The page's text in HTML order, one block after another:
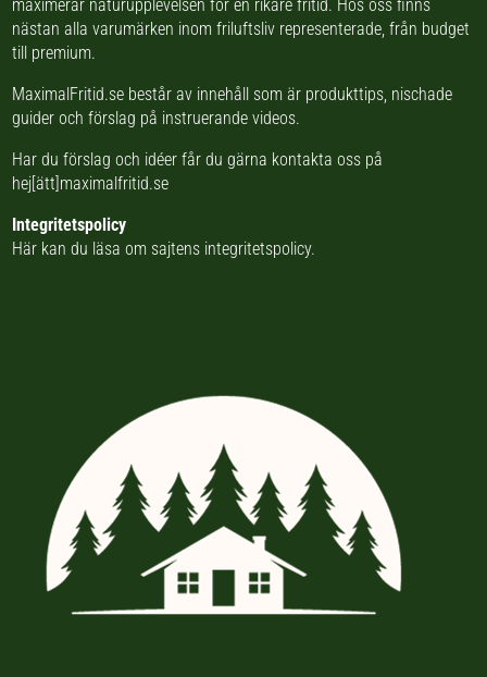
tillåter dessutom omedelbar
växling mellan maxläget och
dimmat ljus. Vattenklassningen
IP67 innebär att lampan fortsätter
upp till 30 minuter. Pannlampan
är kompatibel med Black
Diamonds uppladdningsbara BD
går även på vanliga batterier om
du är ute på långa äventyr utan til
maximerar naturupplevelsen för en rikare fritid. Hos oss finns
nästanalla varumärken inom friluftsliv representerade, från budget
till premium.
MaximalFritid.se består av innehåll som är produkttips, nischade
guider och förslag på instruerande videos.
Har du förslag och idéer får du gärna kontakta oss på
hej[ätt]maximalfritid.se
Integritetspolicy
Här kan du läsa om sajtens integritetspolicy.